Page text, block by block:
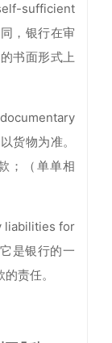
sufficient
，银行在审
书面形式上
货物为准。
；（单单相
liabilities for
是银行的一
责任。